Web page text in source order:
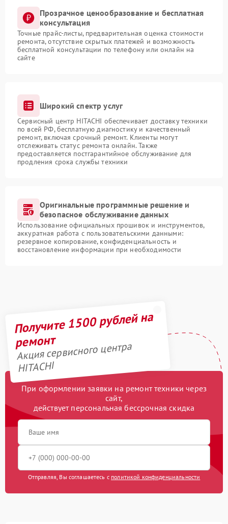
Прозрачное ценообразование и бесплатная
консультация
Точные прайс-листы, предварительная оценка стоимости
ремонта, отсутствие скрытых платежей и возможность
бесплатной консультации по телефону или онлайн на
сайте
Широкий спектр услуг
Сервисный центр HITACHI обеспечивает доставку техники
по всей РФ, бесплатную диагностику и качественный
ремонт, включая срочный ремонт. Клиенты могут
отслеживать статус ремонта онлайн. Также
предоставляется постгарантийное обслуживание для
продления срока службы техники
Оригинальные программные решение и
безопасное обслуживание данных
Использование официальных прошивок и инструментов,
аккуратная работа с пользовательскими данными:
резервное копирование, конфиденциальность и
восстановление информации при необходимости
Получите 1500 рублей на
ремонт
Акция сервисного центра
HITACHI
При оформлении заявки на ремонт техники через
сайт,
действует персональная бессрочная скидка
Отправляя, Вы соглашаетесь с политикой конфиденциальности